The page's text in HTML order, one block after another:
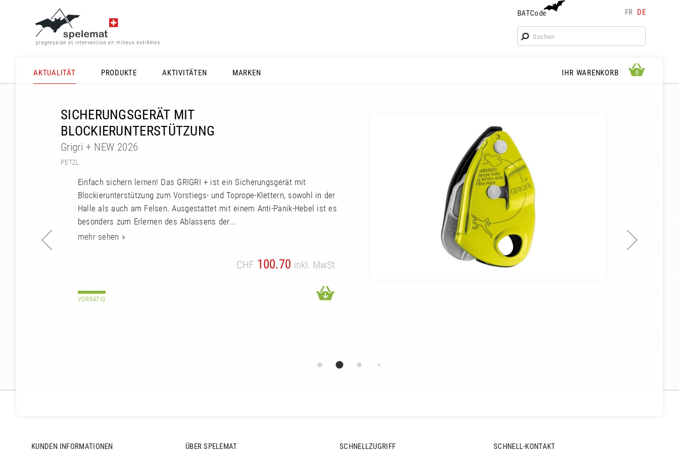
BATCode FR DE
BATCode
Geben Sie Ihren Namen ein und bestätigen
AKTUALITÄT
PRODUKTE AKTIVITÄTEN MARKEN IHR WARENKORB 0 0
SICHERUNGSGERÄT MIT
BLOCKIERUNTERSTÜTZUNG
Grigri + NEW 2026
PETZL
Einfach sichern lernen! Das GRIGRI + ist ein Sicherungsgerät mit
Blockierunterstützung zum Vorstiegs- und Toprope-Klettern, sowohl in der
Halle als auch am Felsen. Ausgestattet mit einem Anti-Panik-Hebel ist es
besonders zum Erlernen des Ablassens der...
mehr sehen »
CHF 100.70 inkl. MwSt
VORRÄTIG
KUNDEN INFORMATIONEN ÜBER SPELEMAT SCHNELLZUGRIFF SCHNELL-KONTAKT